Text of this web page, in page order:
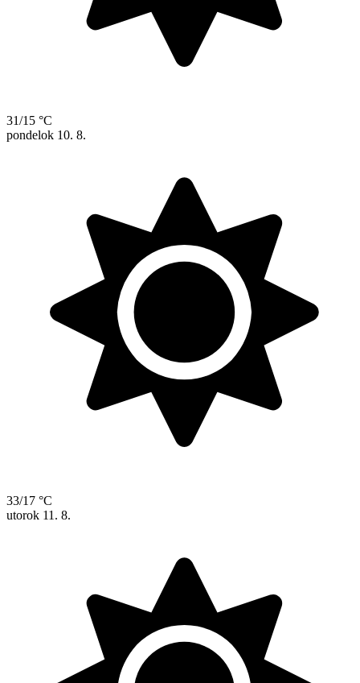
31/15 °C
pondelok 10. 8.
33/17 °C
utorok 11. 8.